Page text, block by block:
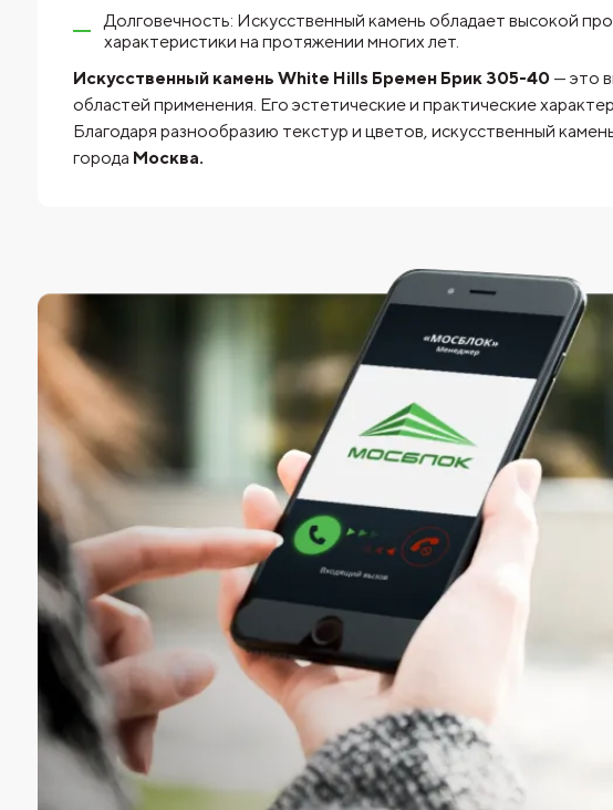
Долговечность: Искусственный камень обладает высокой
характеристики на протяжении многих лет.
Искусственный камень White Hills Бремен Брик 305-40— это
областей применения. Его эстетические и практические
Благодаря разнообразию текстур и цветов, искусственный
города Москва.